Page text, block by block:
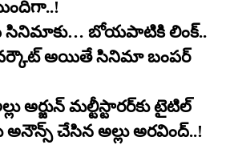
సినిమాకు… బోయపాటికి లింక్..
అయితే సినిమా బంపర్
అర్జున్ మల్టీస్టారర్​కు టైటిల్
చేసిన అల్లు అరవింద్..!